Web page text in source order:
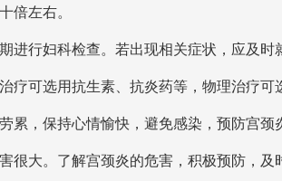
倍左右。
行妇科检查。若出现相关症状，应及时
可选用抗生素、抗炎药等，物理治疗
，保持心情愉快，避免感染，预防宫颈
大。了解宫颈炎的危害，积极预防，及